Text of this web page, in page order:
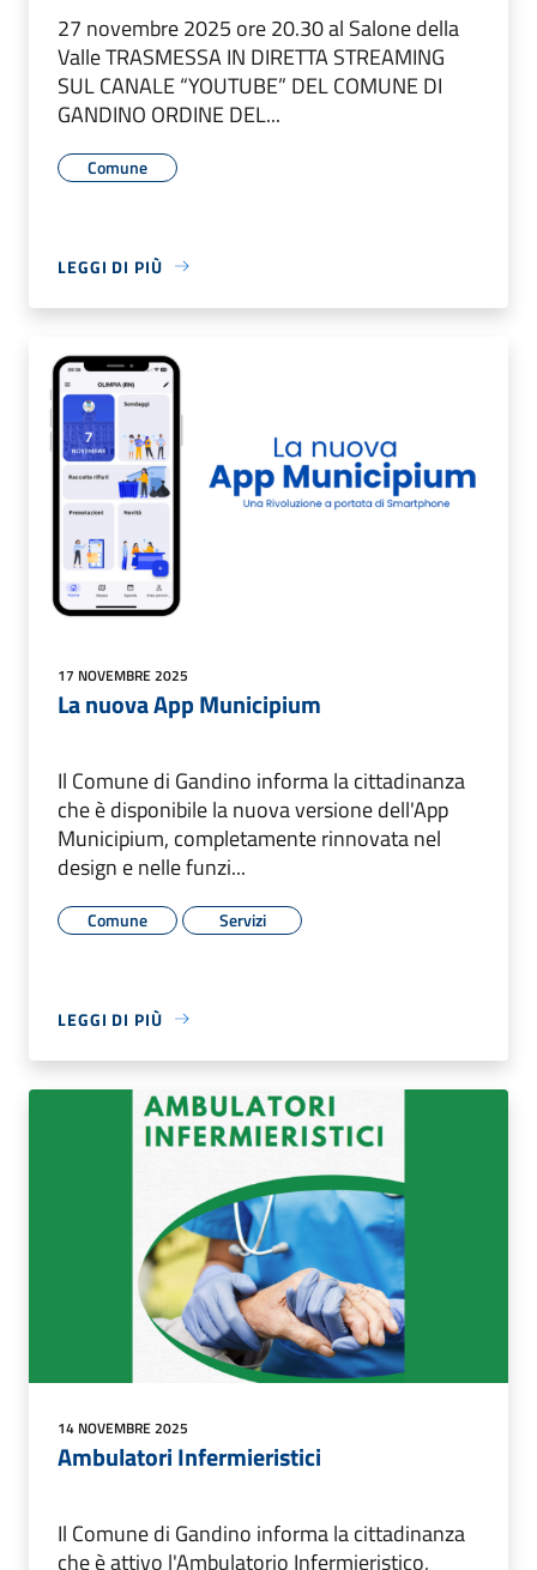
27 novembre 2025 ore 20.30 al Salone della
Valle TRASMESSA IN DIRETTA STREAMING
SUL CANALE “YOUTUBE” DEL COMUNE DI
GANDINO ORDINE DEL...
Comune
LEGGI DI PIÙ
17 NOVEMBRE 2025
La nuova App Municipium
Il Comune di Gandino informa la cittadinanza
che è disponibile la nuova versione dell'App
Municipium, completamente rinnovata nel
design e nelle funzi...
Comune Servizi
LEGGI DI PIÙ
14 NOVEMBRE 2025
Ambulatori Infermieristici
Il Comune di Gandino informa la cittadinanza
che è attivo l'Ambulatorio Infermieristico,